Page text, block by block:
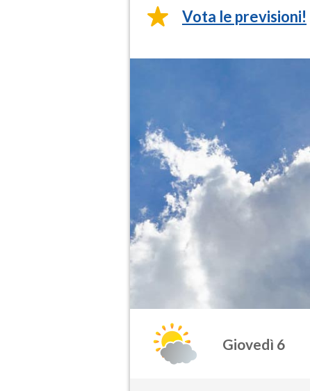
Vota le previsioni!
Giovedì 6